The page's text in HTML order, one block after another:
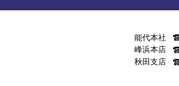
能代本社
峰浜本店
秋田支店